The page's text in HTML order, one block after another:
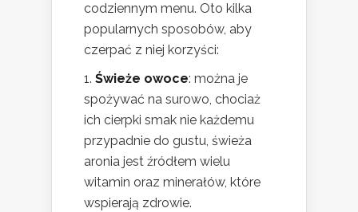
codziennym menu. Oto kilka
popularnych sposobów, aby
czerpać z niej korzyści:
Świeże owoce: można je
spożywać na surowo, chociaż
ich cierpki smak nie każdemu
przypadnie do gustu, świeża
aronia jest źródłem wielu
witamin oraz minerałów, które
wspierają zdrowie.